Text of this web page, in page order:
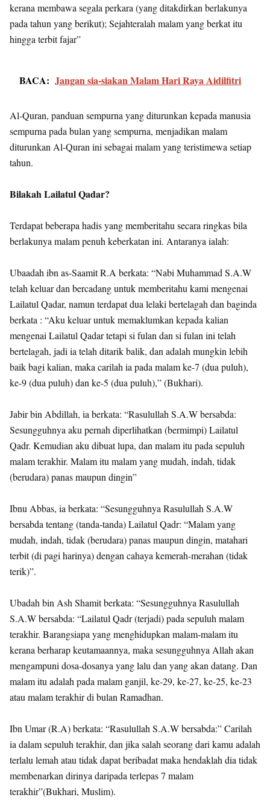
kerana membawa segala perkara (yang ditakdirkan berlakunya
pada tahun yang berikut); Sejahteralah malam yang berkat itu
hingga terbit fajar”
BACA: Jangan sia-siakan Malam Hari Raya Aidilfitri
Al-Quran, panduan sempurna yang diturunkan kepada manusia
sempurna pada bulan yang sempurna, menjadikan malam
diturunkan Al-Quran ini sebagai malam yang teristimewa setiap
tahun.
Bilakah Lailatul Qadar?
Terdapat beberapa hadis yang memberitahu secara ringkas bila
berlakunya malam penuh keberkatan ini. Antaranya ialah:
Ubaadah ibn as-Saamit R.A berkata: “Nabi Muhammad S.A.W
telah keluar dan bercadang untuk memberitahu kami mengenai
Lailatul Qadar, namun terdapat dua lelaki bertelagah dan baginda
berkata : “Aku keluar untuk memaklumkan kepada kalian
mengenai Lailatul Qadar tetapi si fulan dan si fulan ini telah
bertelagah, jadi ia telah ditarik balik, dan adalah mungkin lebih
baik bagi kalian, maka carilah ia pada malam ke-7 (dua puluh),
ke-9 (dua puluh) dan ke-5 (dua puluh),” (Bukhari).
Jabir bin Abdillah, ia berkata: “Rasulullah S.A.W bersabda:
Sesungguhnya aku pernah diperlihatkan (bermimpi) Lailatul
Qadr. Kemudian aku dibuat lupa, dan malam itu pada sepuluh
malam terakhir. Malam itu malam yang mudah, indah, tidak
(berudara) panas maupun dingin”
Ibnu Abbas, ia berkata: “Sesungguhnya Rasulullah S.A.W
bersabda tentang (tanda-tanda) Lailatul Qadr: “Malam yang
mudah, indah, tidak (berudara) panas maupun dingin, matahari
terbit (di pagi harinya) dengan cahaya kemerah-merahan (tidak
terik)”.
Ubadah bin Ash Shamit berkata: “Sesungguhnya Rasulullah
S.A.W bersabda: “Lailatul Qadr (terjadi) pada sepuluh malam
terakhir. Barangsiapa yang menghidupkan malam-malam itu
kerana berharap keutamaannya, maka sesungguhnya Allah akan
mengampuni dosa-dosanya yang lalu dan yang akan datang. Dan
malam itu adalah pada malam ganjil, ke-29, ke-27, ke-25, ke-23
atau malam terakhir di bulan Ramadhan.
Ibn Umar (R.A) berkata: “Rasulullah S.A.W bersabda:” Carilah
ia dalam sepuluh terakhir, dan jika salah seorang dari kamu adalah
terlalu lemah atau tidak dapat beribadat maka hendaklah dia tidak
membenarkan dirinya daripada terlepas 7 malam
terakhir”(Bukhari, Muslim).